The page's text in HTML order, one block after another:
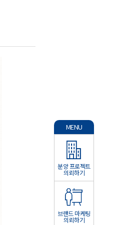
MENU
분양 프로젝트
의뢰하기
브랜드 마케팅
의뢰하기